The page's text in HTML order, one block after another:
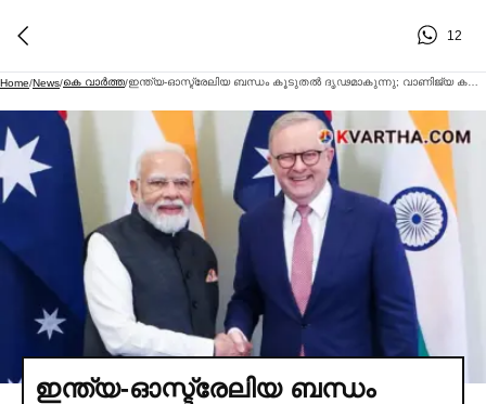
12
Home/News/കെ വാര്‍ത്ത/
ഇന്ത്യ-ഓസ്ട്രേലിയ ബന്ധം